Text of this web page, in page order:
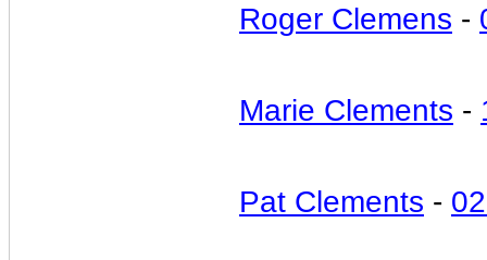
Roger Clemens -
Marie Clements -
Pat Clements -